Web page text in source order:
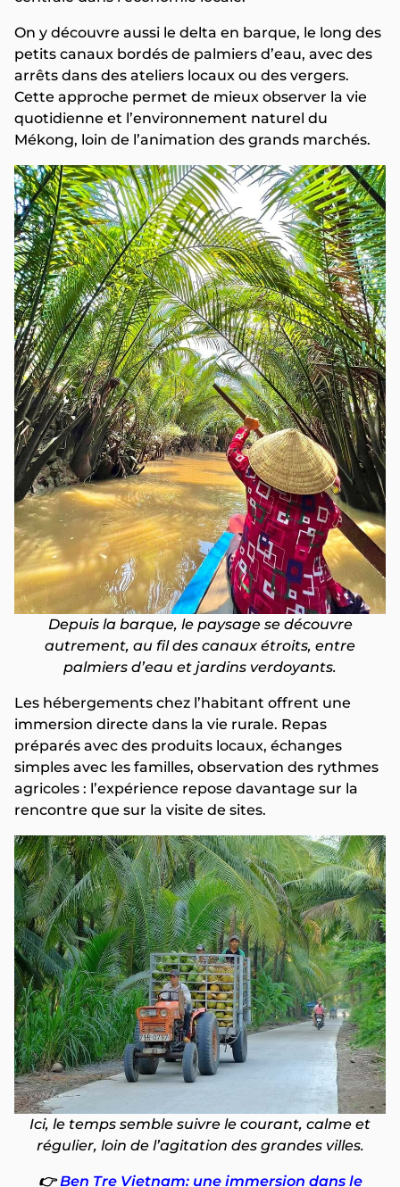
On y découvre aussi le delta en barque, le long des
petits canaux bordés de palmiers d’eau, avec des
arrêts dans des ateliers locaux ou des vergers.
Cette approche permet de mieux observer la vie
quotidienne et l’environnement naturel du
Mékong, loin de l’animation des grands marchés.
Depuis la barque, le paysage se découvre
autrement, au fil des canaux étroits, entre
palmiers d’eau et jardins verdoyants.
Les hébergements chez l’habitant offrent une
immersion directe dans la vie rurale. Repas
préparés avec des produits locaux, échanges
simples avec les familles, observation des rythmes
agricoles : l’expérience repose davantage sur la
rencontre que sur la visite de sites.
Ici, le temps semble suivre le courant, calme et
régulier, loin de l’agitation des grandes villes.
👉Ben Tre Vietnam: une immersion dans le